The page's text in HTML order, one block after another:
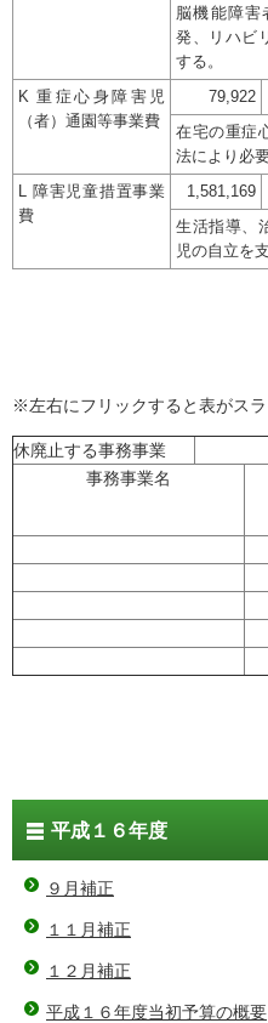
脳機能障害
発、リハビ
する。
K 重症心身障害児
（者）通園等事業費
79,922
在宅の重症
法により必
L 障害児童措置事業
費
1,581,169
生活指導、
児の自立を
※左右にフリックすると表がスラ
休廃止する事務事業
事務事業名
平成１６年度
９月補正
１１月補正
１２月補正
平成１６年度当初予算の概要